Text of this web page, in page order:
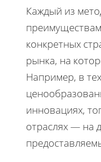
Каждый из
конкретных
рынка, на
Например, в
инновациях,
отраслях — на